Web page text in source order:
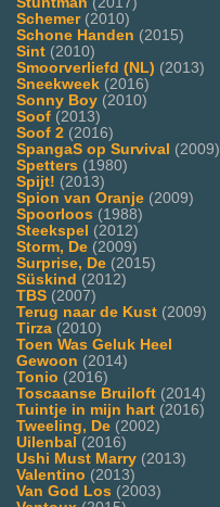
Schemer(2010)
Schone Handen (2015)
Sint (2010)
Smoorverliefd (NL) (2013)
Sneekweek (2016)
Sonny Boy (2010)
Soof (2013)
Soof 2 (2016)
SpangaS op Survival (2009)
Spetters (1980)
Spijt! (2013)
Spion van Oranje (2009)
Spoorloos (1988)
Steekspel (2012)
Storm, De (2009)
Surprise, De (2015)
Süskind (2012)
TBS (2007)
Terug naar de Kust (2009)
Tirza (2010)
Toen Was Geluk Heel
Gewoon (2014)
Tonio (2016)
Toscaanse Bruiloft (2014)
Tuintje in mijn hart (2016)
Tweeling, De (2002)
Uilenbal (2016)
Ushi Must Marry (2013)
Valentino (2013)
Van God Los (2003)